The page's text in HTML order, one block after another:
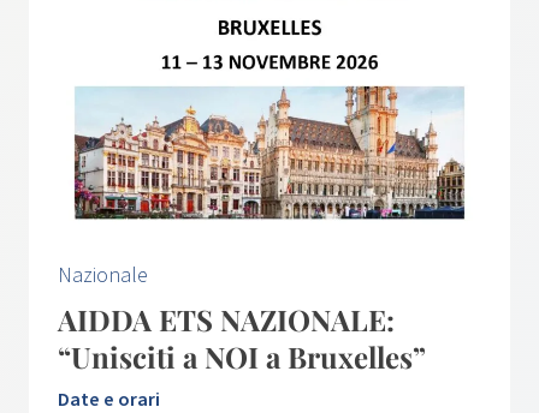
Nazionale
AIDDA ETS NAZIONALE:
“Unisciti a NOI a Bruxelles”
Date e orari